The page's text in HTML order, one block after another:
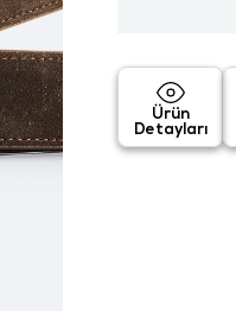
Ürün
Detayları